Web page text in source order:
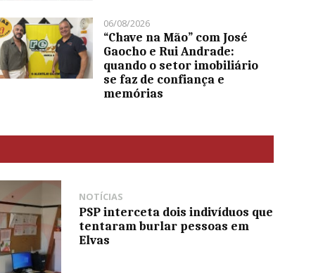
06/08/2026
“Chave na Mão” com José
Gaocho e Rui Andrade:
quando o setor imobiliário
se faz de confiança e
memórias
NOTÍCIAS
PSP interceta dois indivíduos que
tentaram burlar pessoas em
Elvas